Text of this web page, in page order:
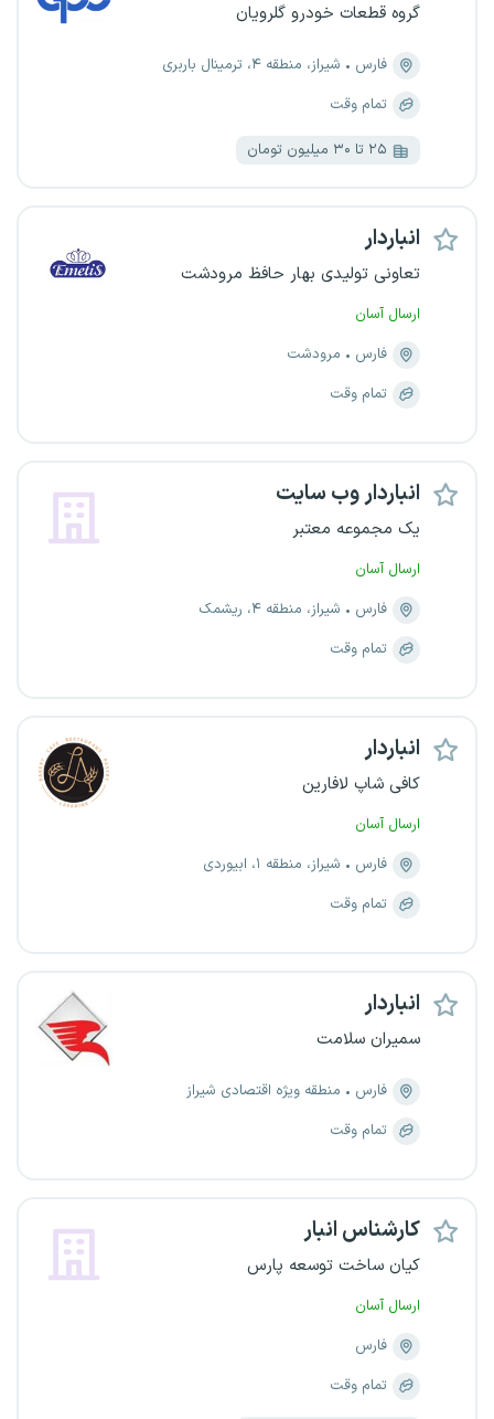
گروه قطعات خودرو گلرویان
فارس
شیراز، منطقه ۴، ترمینال باربری
تمام وقت
۲۵ تا ۳۰ میلیون تومان
انباردار
تعاونی تولیدی بهار حافظ مرودشت
ارسال آسان
فارس
مرودشت
تمام وقت
انباردار وب سایت
یک مجموعه معتبر
ارسال آسان
فارس
شیراز، منطقه ۴، ریشمک
تمام وقت
انباردار
کافی شاپ لافارین
ارسال آسان
فارس
شیراز، منطقه ۱، ابیوردی
تمام وقت
انباردار
سمیران سلامت
فارس
منطقه ویژه اقتصادی شیراز
تمام وقت
کارشناس انبار
کیان ساخت توسعه پارس
ارسال آسان
فارس
تمام وقت